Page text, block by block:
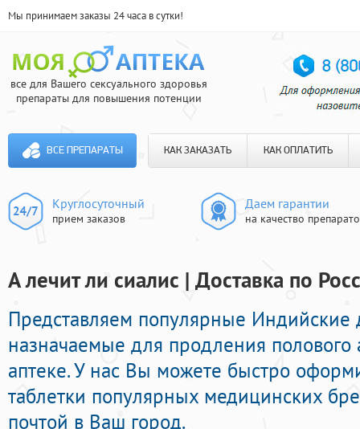
Мы принимаем заказы 24 часа в сутки!
все для Вашего сексуального здоровья
препараты для повышения потенции
ВСЕ ПРЕПАРАТЫ КАК ЗАКАЗАТЬ КАК ОПЛАТИТЬ
Круглосуточный
прием заказов
Даем гарантии
на качество
А лечит ли сиалис | Доставка по
Представляем популярные
назначаемые для продления полового
аптеке. У нас Вы можете быстро
таблетки популярных медицинских
почтой в Ваш город.